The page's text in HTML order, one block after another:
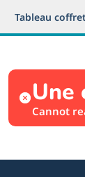
Tableau
Une
Cannot